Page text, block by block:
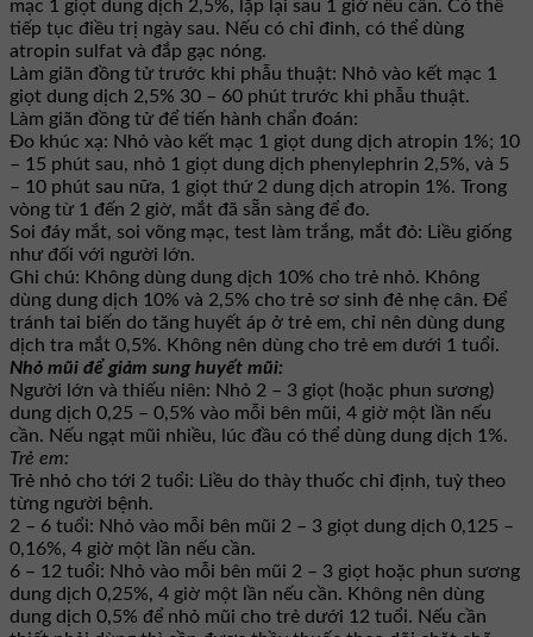
mạc 1 giọt dung dịch 2,5%, lặp lại sau 1 giờ nếu cần. Có thể
tiếp tục điều trị ngày sau. Nếu có chỉ đinh, có thể dùng
atropin sulfat và đắp gạc nóng.
Làm giãn đồng tử trước khi phẫu thuật: Nhỏ vào kết mạc 1
giọt dung dịch 2,5% 30 – 60 phút trước khi phẫu thuật.
Làm giãn đồng tử để tiến hành chẩn đoán:
Đo khúc xạ: Nhỏ vào kết mạc 1 giọt dung dịch atropin 1%; 10
– 15 phút sau, nhỏ 1 giọt dung dịch phenylephrin 2,5%, và 5
– 10 phút sau nữa, 1 giọt thứ 2 dung dịch atropin 1%. Trong
vòng từ 1 đến 2 giờ, mắt đã sẵn sàng để đo.
Soi đáy mắt, soi võng mạc, test làm trắng, mắt đỏ: Liều giống
như đối với người lớn.
Ghi chú: Không dùng dung dịch 10% cho trẻ nhỏ. Không
dùng dung dịch 10% và 2,5% cho trẻ sơ sinh đẻ nhẹ cân. Để
tránh tai biến do tăng huyết áp ở trẻ em, chỉ nên dùng dung
dịch tra mắt 0,5%. Không nên dùng cho trẻ em dưới 1 tuổi.
Nhỏ mũi để giảm sung huyết mũi:
Người lớn và thiếu niên: Nhỏ 2 – 3 giọt (hoặc phun sương)
dung dịch 0,25 – 0,5% vào mỗi bên mũi, 4 giờ một lần nếu
cần. Nếu ngạt mũi nhiều, lúc đầu có thể dùng dung dịch 1%.
Trẻ em:
Trẻ nhỏ cho tới 2 tuổi: Liều do thày thuốc chỉ định, tuỳ theo
từng người bệnh.
2 – 6 tuổi: Nhỏ vào mỗi bên mũi 2 – 3 giọt dung dịch 0,125 –
0,16%, 4 giờ một lần nếu cần.
6 – 12 tuổi: Nhỏ vào mỗi bên mũi 2 – 3 giọt hoặc phun sương
dung dịch 0,25%, 4 giờ một lần nếu cần. Không nên dùng
dung dịch 0,5% để nhỏ mũi cho trẻ dưới 12 tuổi. Nếu cần